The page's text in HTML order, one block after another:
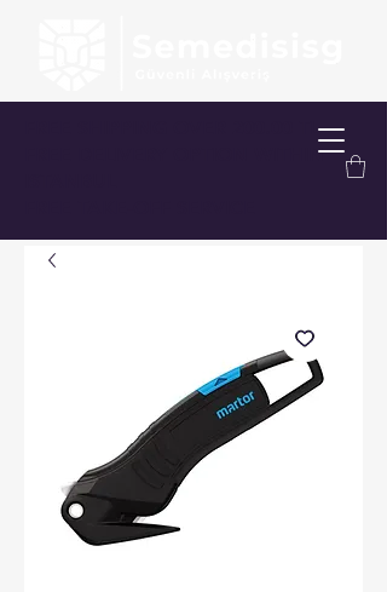
FREE SHIPPING OVER 200.00 TL
FREE DELIVERY OPTION WITHIN